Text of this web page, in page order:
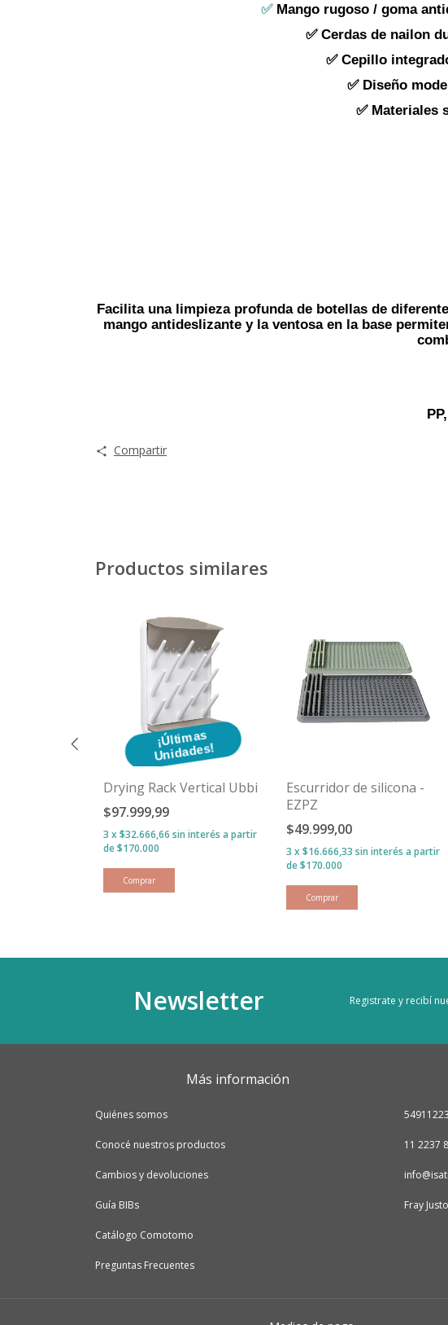
✅ Mango rugoso / goma
✅ Cerdas de nailon
✅ Cepillo
✅ Diseño
✅ Materiales
Facilita una limpieza profunda de botellas de
mango antideslizante y la ventosa en la base
Compartir
Productos similares
¡Ú
ltim
a
s
U
n
id
a
d
e
s
!
Drying Rack Vertical Ubbi
$97.999,99
3 x$32.666,66 sin interés
Comprar
Escurridor de silicona -
EZPZ
$49.999,00
3 x$16.666,33 sin interés
Comprar
Newsletter Registrate y recibí
Más información
Quiénes somos
Conocé nuestros productos
Cambios y devoluciones
Guía BIBs
Catálogo Comotomo
Preguntas Frecuentes
11 2237
Fray